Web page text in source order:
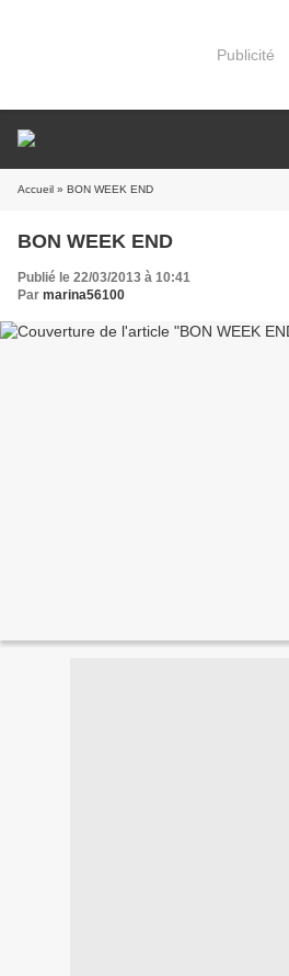
Publicité
Accueil » BON WEEK END
BON WEEK END
Publié le 22/03/2013 à 10:41
Par marina56100